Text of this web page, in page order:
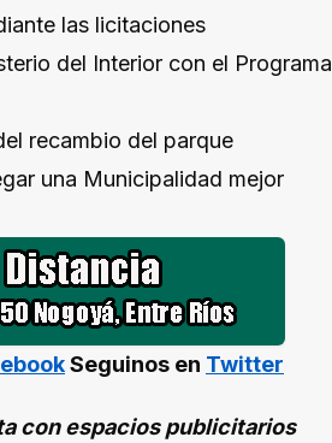
las licitaciones
del Interior con el Programa
recambio del parque
una Municipalidad mejor
Seguinos en Twitter
con espacios publicitarios